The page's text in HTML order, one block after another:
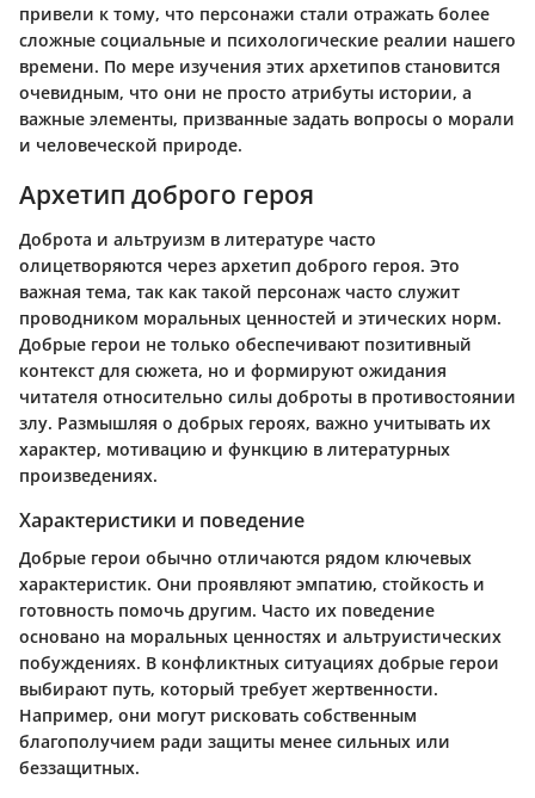
привели к тому, что персонажи стали отражать более
сложные социальные и психологические реалии нашего
времени. По мере изучения этих архетипов становится
очевидным, что они не просто атрибуты истории, а
важные элементы, призванные задать вопросы о морали
и человеческой природе.
Архетип доброго героя
Доброта и альтруизм в литературе часто
олицетворяются через архетип доброго героя. Это
важная тема, так как такой персонаж часто служит
проводником моральных ценностей и этических норм.
Добрые герои не только обеспечивают позитивный
контекст для сюжета, но и формируют ожидания
читателя относительно силы доброты в противостоянии
злу. Размышляя о добрых героях, важно учитывать их
характер, мотивацию и функцию в литературных
произведениях.
Характеристики и поведение
Добрые герои обычно отличаются рядом ключевых
характеристик. Они проявляют эмпатию, стойкость и
готовность помочь другим. Часто их поведение
основано на моральных ценностях и альтруистических
побуждениях. В конфликтных ситуациях добрые герои
выбирают путь, который требует жертвенности.
Например, они могут рисковать собственным
благополучием ради защиты менее сильных или
беззащитных.